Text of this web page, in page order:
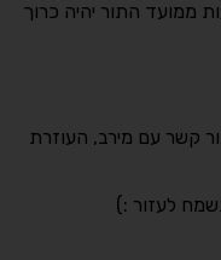
דחייה בטווח של פחות מ 24 שעות ממועד התור יהיה כרוך
קשר עם מירב, העוזרת
לעזור :)